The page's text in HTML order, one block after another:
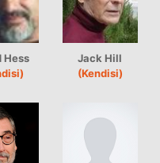
Hess
Jack Hill
(Kendisi)